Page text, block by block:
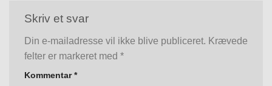
Skriv et svar
Din e-mailadresse vil ikke blive publiceret. Krævede
felter er markeret med *
Kommentar*